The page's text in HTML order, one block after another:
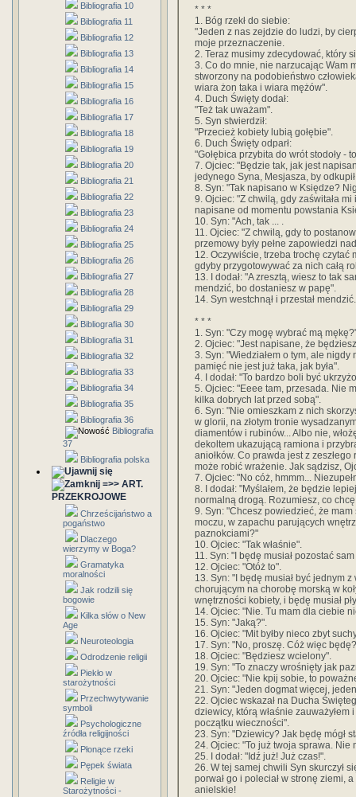
Bibliografia 10
Bibliografia 11
Bibliografia 12
Bibliografia 13
Bibliografia 14
Bibliografia 15
Bibliografia 16
Bibliografia 17
Bibliografia 18
Bibliografia 19
Bibliografia 20
Bibliografia 21
Bibliografia 22
Bibliografia 23
Bibliografia 24
Bibliografia 25
Bibliografia 26
Bibliografia 27
Bibliografia 28
Bibliografia 29
Bibliografia 30
Bibliografia 31
Bibliografia 32
Bibliografia 33
Bibliografia 34
Bibliografia 35
Bibliografia 36
Bibliografia
37
Bibliografia polska
=>> ART.
PRZEKROJOWE
Chrześcijaństwo a
pogaństwo
Dlaczego
wierzymy w Boga?
Gramatyka
moralności
Jak rodzili się
bogowie
Kilka słów o New
Age
Neuroteologia
Odrodzenie religii
Piekło w
starożytności
Przechwytywanie
symboli
Psychologiczne
źródła religijności
Płonące rzeki
Pępek świata
Religie w
Starożytności -
* * *
1. Bóg rzekł do siebie:
"Jeden z nas zejdzie do ludzi, by
moje przeznaczenie.
2. Teraz musimy zdecydować, który
3. Co do mnie, nie narzucając Wam
stworzony na podobieństwo
wiara żon taka i wiara mężów".
4. Duch Święty dodał:
"Też tak uważam".
5. Syn stwierdził:
"Przecież kobiety lubią gołębie".
6. Duch Święty odparł:
"Gołębica przybita do wrót stodoły -
7. Ojciec: "Będzie tak, jak jest
jedynego Syna, Mesjasza, by
8. Syn: "Tak napisano w Księdze?
9. Ojciec: "Z chwilą, gdy zaświtała
napisane od momentu powstania
10. Syn: "Ach, tak ... .
11. Ojciec: "Z chwilą, gdy to
przemowy były pełne zapowiedzi
12. Oczywiście, trzeba trochę czytać
gdyby przygotowywać za nich całą
13. I dodał: "A zresztą, wiesz to tak
mendzić, bo dostaniesz w papę".
14. Syn westchnął i przestał mendzić.
* * *
1. Syn: "Czy mogę wybrać mą
2. Ojciec: "Jest napisane, że
3. Syn: "Wiedziałem o tym, ale
pamięć nie jest już taka, jak była".
4. I dodał: "To bardzo boli być
5. Ojciec: "Eeee tam, przesada. Nie
kilka dobrych lat przed sobą".
6. Syn: "Nie omieszkam z nich
w glorii, na złotym tronie
diamentów i rubinów... Albo nie,
dekoltem ukazującą ramiona i
aniołków. Co prawda jest z
może robić wrażenie. Jak sądzisz,
7. Ojciec: "No cóż, hmmm...
8. I dodał: "Myślałem, że będzie
normalną drogą. Rozumiesz, co
9. Syn: "Chcesz powiedzieć, że
moczu, w zapachu parujących
paznokciami?"
10. Ojciec: "Tak właśnie".
11. Syn: "I będę musiał pozostać
12. Ojciec: "Otóż to".
13. Syn: "I będę musiał być jednym
chorującym na chorobę morską w
wnętrzności kobiety, i będę musiał
14. Ojciec: "Nie. Tu mam dla ciebie
15. Syn: "Jaką?".
16. Ojciec: "Mit byłby nieco zbyt
17. Syn: "No, proszę. Cóż więc
18. Ojciec: "Będziesz wcielony".
19. Syn: "To znaczy wrośnięty jak
20. Ojciec: "Nie kpij sobie, to
21. Syn: "Jeden dogmat więcej,
22. Ojciec wskazał na Ducha
dziewicy, którą właśnie
początku wieczności".
23. Syn: "Dziewicy? Jak będę mógł
24. Ojciec: "To już twoja sprawa.
25. I dodał: "Idź już! Już czas!".
26. W tej samej chwili Syn skurczył
porwał go i poleciał w stronę ziemi,
anielskie!